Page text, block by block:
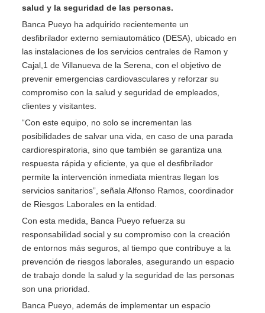
salud y la seguridad de las personas.
Banca Pueyo ha adquirido recientemente un
desfibrilador externo semiautomático (DESA), ubicado en
las instalaciones de los servicios centrales de Ramon y
Cajal,1 de Villanueva de la Serena, con el objetivo de
prevenir emergencias cardiovasculares y reforzar su
compromiso con la salud y seguridad de empleados,
clientes y visitantes.
“Con este equipo, no solo se incrementan las
posibilidades de salvar una vida, en caso de una parada
cardiorespiratoria, sino que también se garantiza una
respuesta rápida y eficiente, ya que el desfibrilador
permite la intervención inmediata mientras llegan los
servicios sanitarios”, señala Alfonso Ramos, coordinador
de Riesgos Laborales en la entidad.
Con esta medida, Banca Pueyo refuerza su
responsabilidad social y su compromiso con la creación
de entornos más seguros, al tiempo que contribuye a la
prevención de riesgos laborales, asegurando un espacio
de trabajo donde la salud y la seguridad de las personas
son una prioridad.
Banca Pueyo, además de implementar un espacio